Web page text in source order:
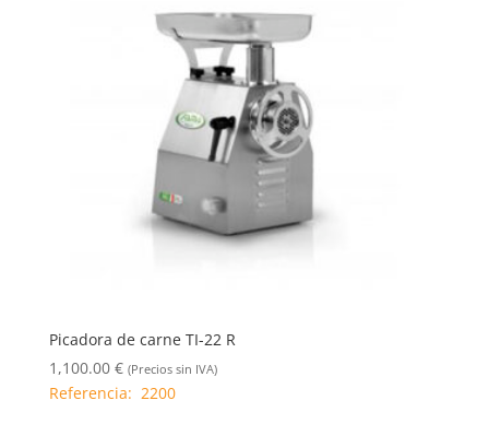
Picadora de carne TI-22 R
1,100.00 € (Precios sin IVA)
Referencia: 2200